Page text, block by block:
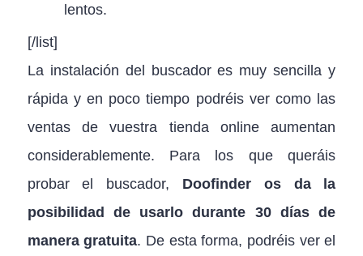
lentos.
[/list]
La instalación del buscador es muy sencilla y
rápida y en poco tiempo podréis ver como las
ventas de vuestra tienda online aumentan
considerablemente. Para los que queráis
probar el buscador, Doofinder os da la
posibilidad de usarlo durante 30 días de
manera gratuita. De esta forma, podréis ver el